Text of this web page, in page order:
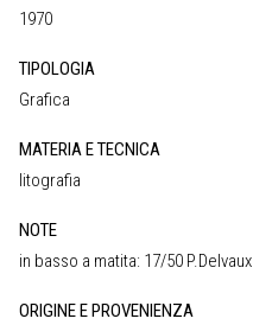
1970
TIPOLOGIA
Grafica
MATERIA E TECNICA
litografia
NOTE
in basso a matita: 17/50 P.Delvaux
ORIGINE E PROVENIENZA